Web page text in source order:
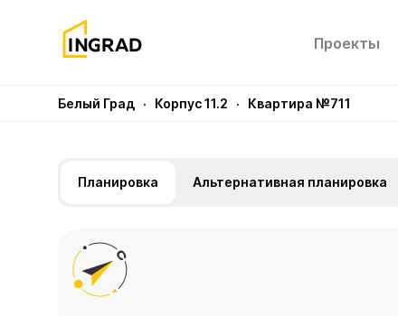
Проекты
Белый Град · Корпус 11.2 · Квартира №711
Планировка Альтернативная планировка